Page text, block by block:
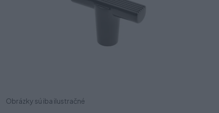
Obrázky sú iba ilustračné